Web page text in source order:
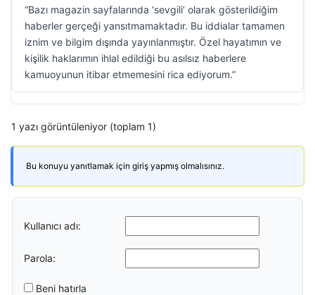
“Bazı magazin sayfalarında ‘sevgili’ olarak gösterildiğim
haberler gerçeği yansıtmamaktadır. Bu iddialar tamamen
iznim ve bilgim dışında yayınlanmıştır. Özel hayatımın ve
kişilik haklarımın ihlal edildiği bu asılsız haberlere
kamuoyunun itibar etmemesini rica ediyorum.”
1 yazı görüntüleniyor (toplam 1)
Bu konuyu yanıtlamak için giriş yapmış olmalısınız.
Kullanıcı adı:
Parola:
Beni hatırla